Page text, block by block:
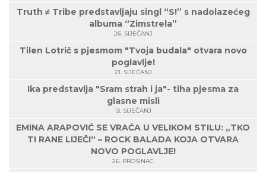
Truth ≠ Tribe predstavljaju singl “S!” s nadolazećeg
albuma “Zimstrela”
26. SIJEČANJ
Tilen Lotrič s pjesmom "Tvoja budala" otvara novo
poglavlje!
21. SIJEČANJ
Ika predstavlja "Sram strah i ja"- tiha pjesma za
glasne misli
13. SIJEČANJ
EMINA ARAPOVIĆ SE VRAĆA U VELIKOM STILU: „TKO
TI RANE LIJEČI“ – ROCK BALADA KOJA OTVARA
NOVO POGLAVLJE!
26. PROSINAC